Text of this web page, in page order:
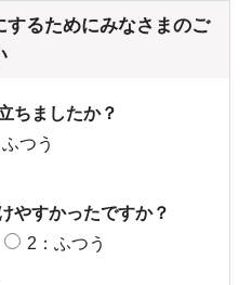
するためにみなさまのご
ちましたか？
つう
やすかったですか？
2：ふつう